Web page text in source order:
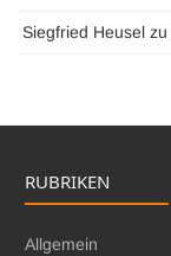
Siegfried Heusel zu
RUBRIKEN
Allgemein